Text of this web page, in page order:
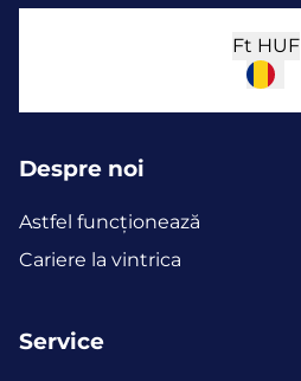
Ft HUF
Despre noi
Astfel funcţionează
Cariere la vintrica
Service